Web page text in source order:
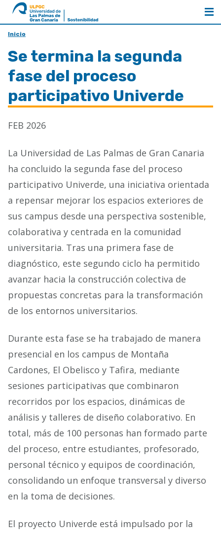
ULPGC
inicio
Inicio
Se termina la segunda
fase del proceso
participativo Univerde
FEB 2026
La Universidad de Las Palmas de Gran Canaria
ha concluido la segunda fase del proceso
participativo Univerde, una iniciativa orientada
a repensar mejorar los espacios exteriores de
sus campus desde una perspectiva sostenible,
colaborativa y centrada en la comunidad
universitaria. Tras una primera fase de
diagnóstico, este segundo ciclo ha permitido
avanzar hacia la construcción colectiva de
propuestas concretas para la transformación
de los entornos universitarios.
Durante esta fase se ha trabajado de manera
presencial en los campus de Montaña
Cardones, El Obelisco y Tafira, mediante
sesiones participativas que combinaron
recorridos por los espacios, dinámicas de
análisis y talleres de diseño colaborativo. En
total, más de 100 personas han formado parte
del proceso, entre estudiantes, profesorado,
personal técnico y equipos de coordinación,
consolidando un enfoque transversal y diverso
en la toma de decisiones.
El proyecto Univerde está impulsado por la